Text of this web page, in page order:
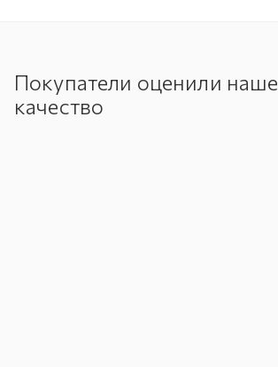
Покупатели оценили наше
качество